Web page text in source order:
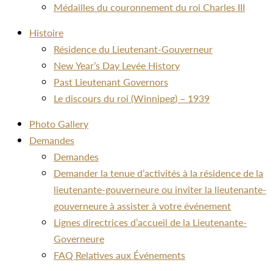
Médailles du couronnement du roi Charles III
Histoire
Résidence du Lieutenant-Gouverneur
New Year’s Day Levée History
Past Lieutenant Governors
Le discours du roi (Winnipeg) – 1939
Photo Gallery
Demandes
Demandes
Demander la tenue d’activités à la résidence de la
lieutenante-gouverneure ou inviter la lieutenante-
gouverneure à assister à votre événement
Lignes directrices d’accueil de la Lieutenante-
Governeure
FAQ Relatives aux Événements